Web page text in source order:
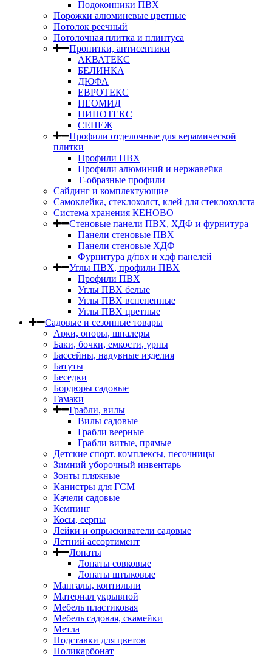
Подоконники ПВХ
Порожки алюминевые цветные
Потолок реечный
Потолочная плитка и плинтуса
Пропитки, антисептики
АКВАТЕКС
БЕЛИНКА
ДЮФА
ЕВРОТЕКС
НЕОМИД
ПИНОТЕКС
СЕНЕЖ
Профили отделочные для керамической
плитки
Профили ПВХ
Профили алюминий и нержавейка
Т-образные профили
Сайдинг и комплектующие
Самоклейка, стеклохолст, клей для стеклохолста
Система хранения КЕНОВО
Стеновые панели ПВХ, ХДФ и фурнитура
Панели стеновые ПВХ
Панели стеновые ХДФ
Фурнитура д/пвх и хдф панелей
Углы ПВХ, профили ПВХ
Профили ПВХ
Углы ПВХ белые
Углы ПВХ вспененные
Углы ПВХ цветные
Садовые и сезонные товары
Арки, опоры, шпалеры
Баки, бочки, емкости, урны
Бассейны, надувные изделия
Батуты
Беседки
Бордюры садовые
Гамаки
Грабли, вилы
Вилы садовые
Грабли веерные
Грабли витые, прямые
Детские спорт. комплексы, песочницы
Зимний уборочный инвентарь
Зонты пляжные
Канистры для ГСМ
Качели садовые
Кемпинг
Косы, серпы
Лейки и опрыскиватели садовые
Летний ассортимент
Лопаты
Лопаты совковые
Лопаты штыковые
Мангалы, коптильни
Материал укрывной
Мебель пластиковая
Мебель садовая, скамейки
Метла
Подставки для цветов
Поликарбонат